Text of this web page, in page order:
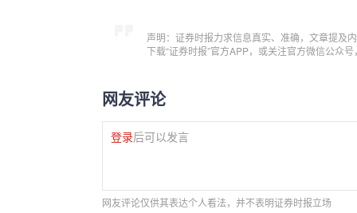
声明：证券时报力求信息真实、准确，文章提及
下载“证券时报”官方APP，或关注官方微信公众
网友评论
登录后可以发言
网友评论仅供其表达个人看法，并不表明证券时报立场